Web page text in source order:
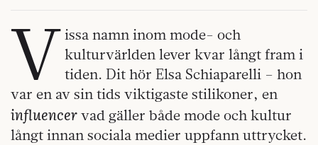
V issa namn inom mode- och
kulturvärlden lever kvar långt fram i
tiden. Dit hör Elsa Schiaparelli – hon
var en av sin tids viktigaste stilikoner, en
influencer vad gäller både mode och kultur
långt innan sociala medier uppfann uttrycket.